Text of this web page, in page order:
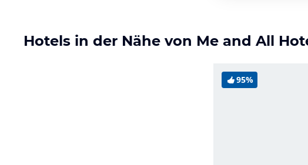
Hotels in der Nähe von Me and All
95%